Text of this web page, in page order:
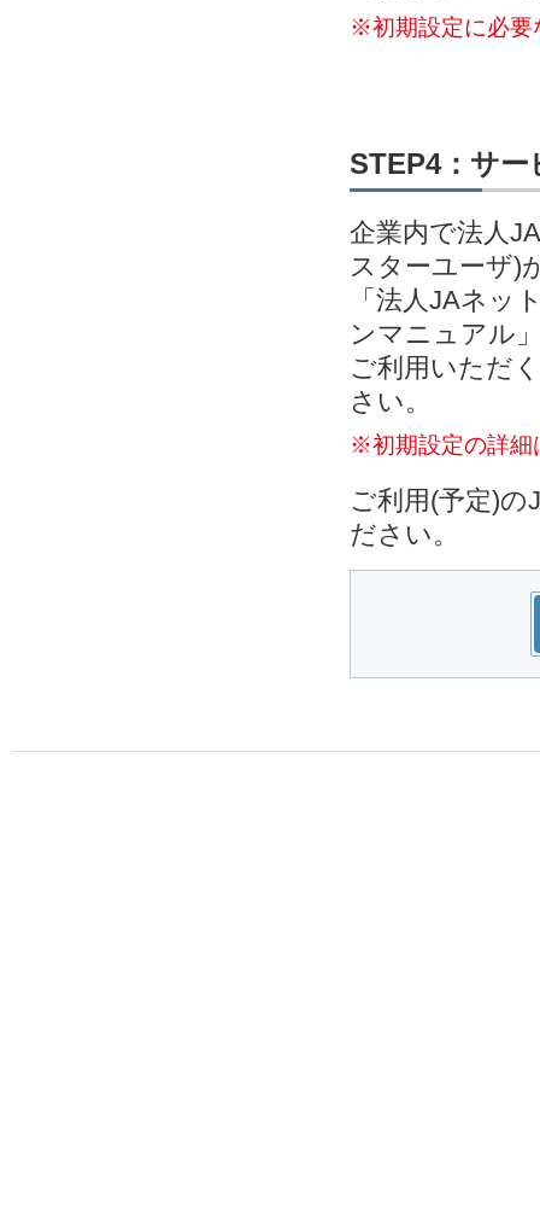
※初期設定に必要
STEP4：サー
企業内で法人
スターユーザ)
「法人JAネッ
ンマニュアル
ご利用いただ
さい。
※初期設定の詳細
ご利用(予定)
ださい。